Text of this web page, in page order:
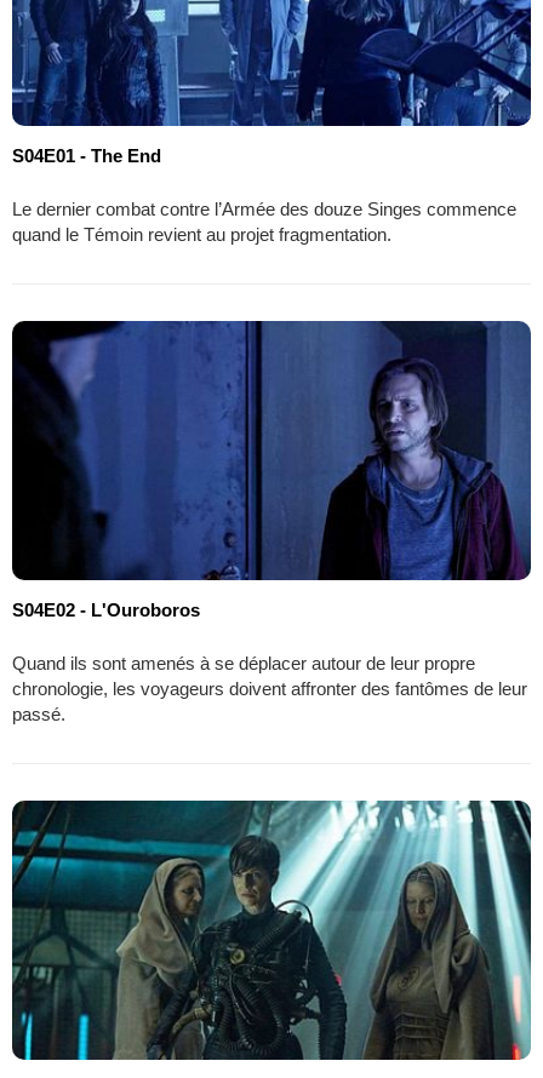
S04E01 - The End
Le dernier combat contre l’Armée des douze Singes commence
quand le Témoin revient au projet fragmentation.
S04E02 - L'Ouroboros
Quand ils sont amenés à se déplacer autour de leur propre
chronologie, les voyageurs doivent affronter des fantômes de leur
passé.